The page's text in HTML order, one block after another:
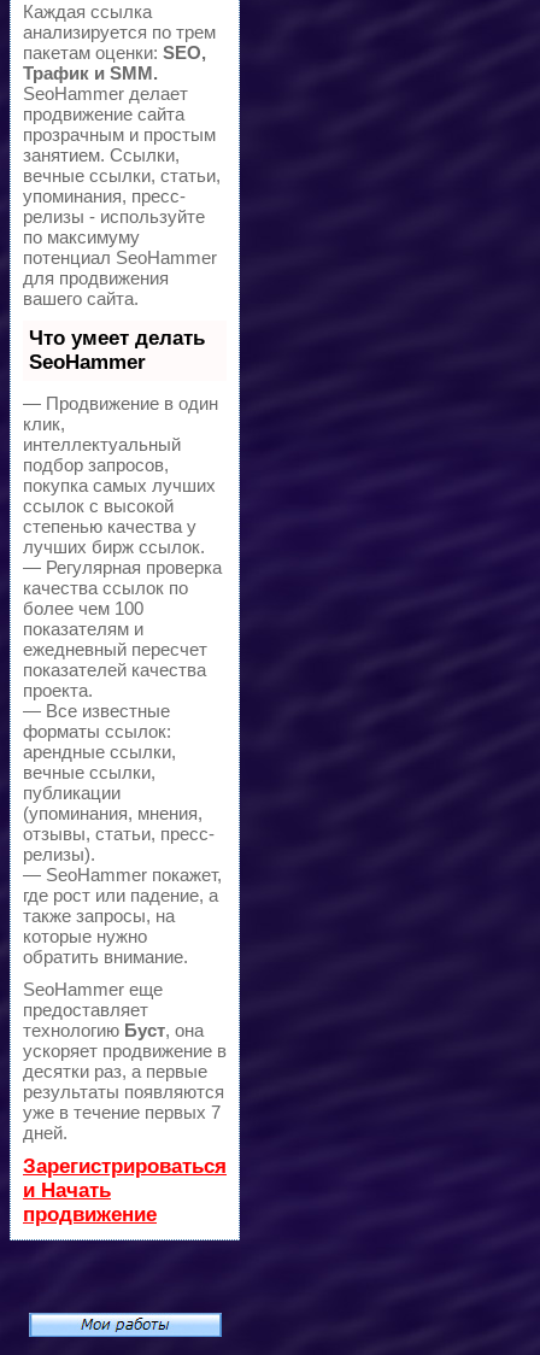
Каждая ссылка
анализируется по трем
пакетам оценки: SEO,
Трафик и SMM.
SeoHammer делает
продвижение сайта
прозрачным и простым
занятием. Ссылки,
вечные ссылки, статьи,
упоминания, пресс-
релизы - используйте
по максимуму
потенциал SeoHammer
для продвижения
вашего сайта.
Что умеет делать
SeoHammer
— Продвижение в один
клик,
интеллектуальный
подбор запросов,
покупка самых лучших
ссылок с высокой
степенью качества у
лучших бирж ссылок.
— Регулярная проверка
качества ссылок по
более чем 100
показателям и
ежедневный пересчет
показателей качества
проекта.
— Все известные
форматы ссылок:
арендные ссылки,
вечные ссылки,
публикации
(упоминания, мнения,
отзывы, статьи, пресс-
релизы).
— SeoHammer покажет,
где рост или падение, а
также запросы, на
которые нужно
обратить внимание.
SeoHammer еще
предоставляет
технологию Буст, она
ускоряет продвижение в
десятки раз, а первые
результаты появляются
уже в течение первых 7
дней.
Зарегистрироваться
и Начать
продвижение